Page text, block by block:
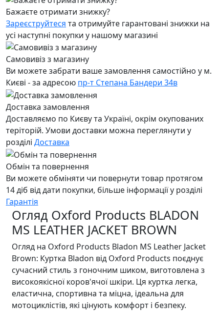
Бажаєте отримати знижку?
Зареєструйтеся та отримуйте гарантовані знижки на
усі наступні покупки у нашому магазині
Самовивіз з магазину
Ви можете забрати ваше замовлення самостійно у м.
Києві - за адресою пр-т Степана Бандери 34в
Доставка замовлення
Доставляємо по Києву та Україні, окрім окупованих
теріторій. Умови доставки можна переглянути у
розділі Доставка
Обмін та повернення
Ви можете обміняти чи повернути товар протягом
14 діб від дати покупки, більше інформації у розділі
Гарантія
Огляд Oxford Products BLADON
MS LEATHER JACKET BROWN
Огляд на Oxford Products Bladon MS Leather Jacket
Brown: Куртка Bladon від Oxford Products поєднує
сучасний стиль з гоночним шиком, виготовлена з
високоякісної коров'ячої шкіри. Ця куртка легка,
еластична, спортивна та міцна, ідеальна для
мотоциклістів, які цінують комфорт і безпеку.